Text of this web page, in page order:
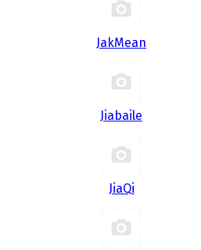
JakMean
Jiabaile
JiaQi